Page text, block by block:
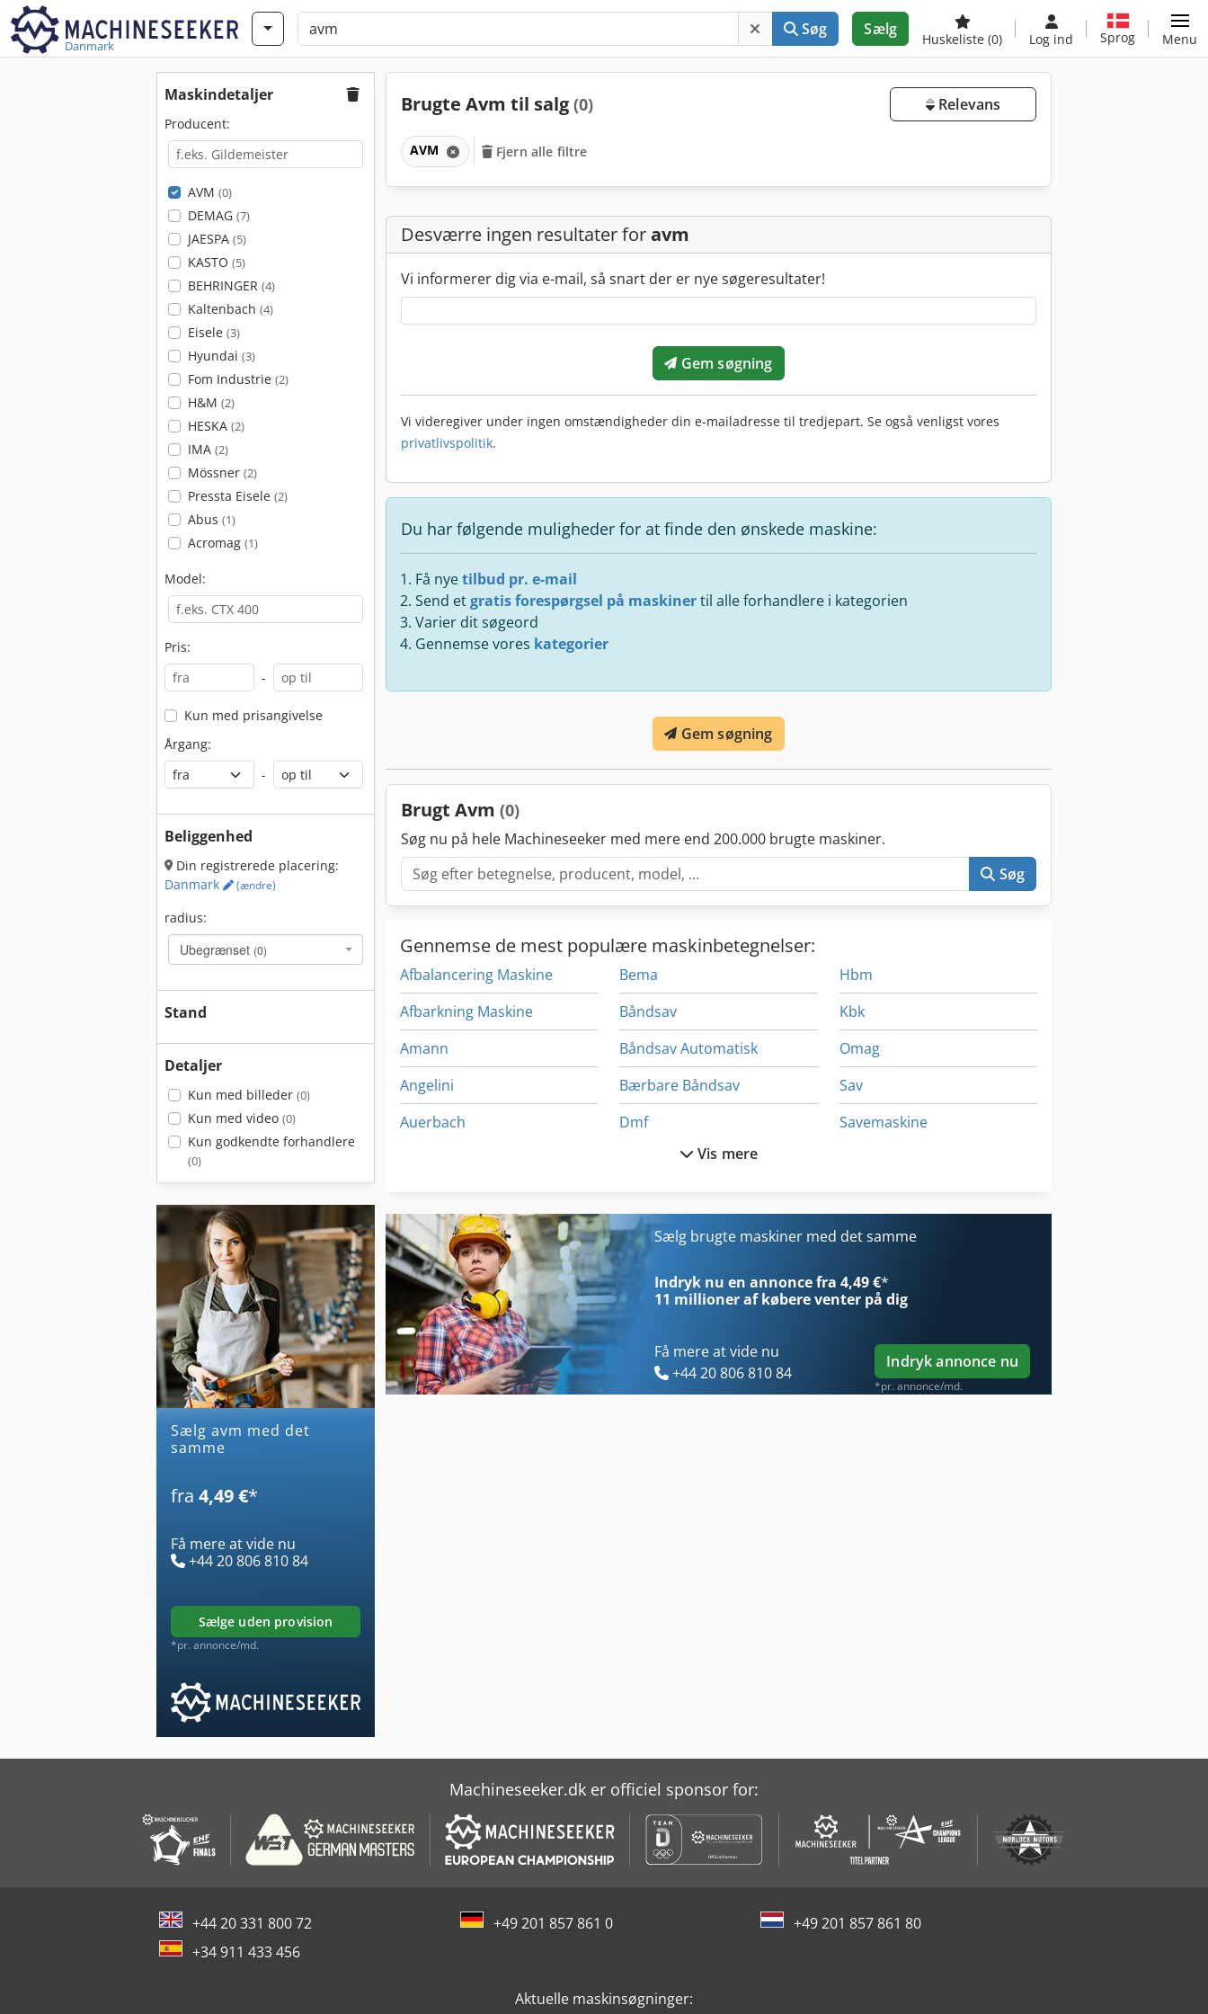
Danmark
Søg Sælg
Huskeliste (0) Log ind Sprog Menu
Maskindetaljer
Producent:
AVM (0)
DEMAG (7)
JAESPA (5)
KASTO (5)
BEHRINGER (4)
Kaltenbach (4)
Eisele (3)
Hyundai (3)
Fom Industrie (2)
H&M (2)
HESKA (2)
IMA (2)
Mössner (2)
Pressta Eisele (2)
Abus (1)
Acromag (1)
Model:
Pris:
-
Kun med prisangivelse
Årgang:
-
Beliggenhed
Din registrerede placering:
Danmark
(ændre)
radius:
Ubegrænset (0)
Stand
Detaljer
Kun med billeder (0)
Kun med video (0)
Kun godkendte forhandlere
(0)
Sælg avm med det
samme
fra 4,49 €*
Få mere at vide nu
+44 20 806 810 84
sælge uden provision
*pr. annonce/md.
Brugte Avm til salg (0) Relevans
AVM Fjern alle filtre
Desværre ingen resultater foravm
Vi informerer dig via e-mail, så snart der er nye søgeresultater!
Gem søgning
Vi videregiver under ingen omstændigheder din e-mailadresse til tredjepart. Se også venligst vores
privatlivspolitik.
Du har følgende muligheder for at finde den ønskede maskine:
Få nyetilbud pr. e-mail
Send etgratis forespørgsel på maskinertil alle forhandlere i kategorien
Varier dit søgeord
Gennemse vores kategorier
Gem søgning
Brugt Avm (0)
Søg nu på hele Machineseeker med mere end 200.000 brugte maskiner.
Søg
Gennemse de mest populære maskinbetegnelser:
Afbalancering Maskine
Afbarkning Maskine
Amann
Angelini
Auerbach
Avm Drejebænk
Avm Mas 165 S
Bema
Båndsav
Båndsav Automatisk
Bærbare Båndsav
Dmf
Emco Vmc
Hbm
Kbk
Omag
Sav
Savemaskine
Vis mere
Sælg brugte maskiner med det samme
Indryk nu en annonce fra 4,49 €*
11 millioner af købereventer på dig
Få mere at vide nu
+44 20 806 810 84
Indryk annonce nu
*pr. annonce/md.
Machineseeker.dk er officiel sponsor for:
+44 20 331 800 72 +49 201 857 861 0
+49 201 857 861 80
+34 911 433 456
Aktuelle maskinsøgninger: